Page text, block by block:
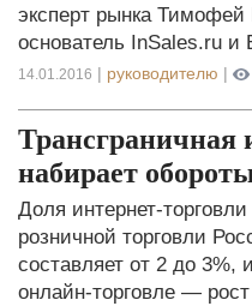
эксперт рынка
основатель InSales.ru и
14.01.2016 | руководителю |
Трансграничная
набирает
Доля интернет-
розничной торговли
составляет от 2 до
онлайн-торговле — рост